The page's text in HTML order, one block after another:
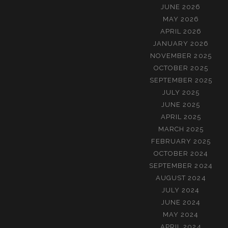
JUNE 2026
MAY 2026
APRIL 2026
JANUARY 2026
NOVEMBER 2025
OCTOBER 2025
SEPTEMBER 2025
JULY 2025
JUNE 2025
APRIL 2025
MARCH 2025
FEBRUARY 2025
OCTOBER 2024
SEPTEMBER 2024
AUGUST 2024
JULY 2024
JUNE 2024
MAY 2024